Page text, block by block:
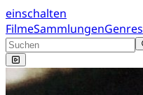
einschalten
FilmeSammlungenGenres